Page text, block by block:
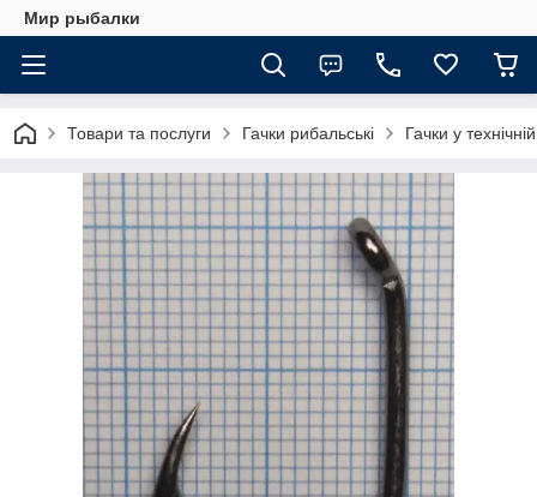
Мир рыбалки
Товари та послуги Гачки рибальські Гачки у